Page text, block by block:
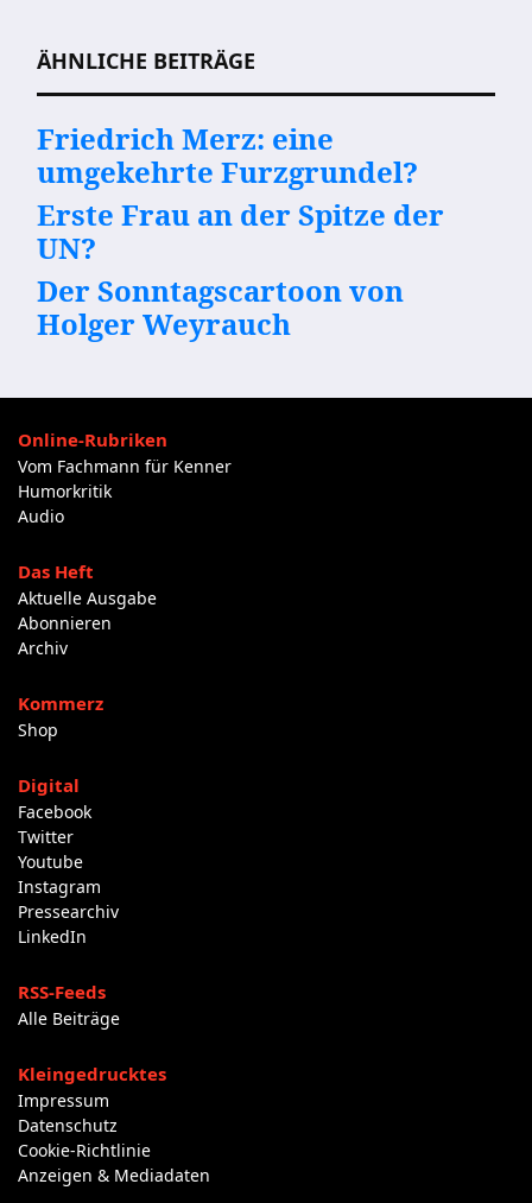
ÄHNLICHE BEITRÄGE
Friedrich Merz: eine
umgekehrte Furzgrundel?
Erste Frau an der Spitze der
UN?
Der Sonntagscartoon von
Holger Weyrauch
Online-Rubriken
Vom Fachmann für Kenner
Humorkritik
Audio
Das Heft
Aktuelle Ausgabe
Abonnieren
Archiv
Kommerz
Shop
Digital
Facebook
Twitter
Youtube
Instagram
Pressearchiv
LinkedIn
RSS-Feeds
Alle Beiträge
Kleingedrucktes
Impressum
Datenschutz
Cookie-Richtlinie
Anzeigen & Mediadaten